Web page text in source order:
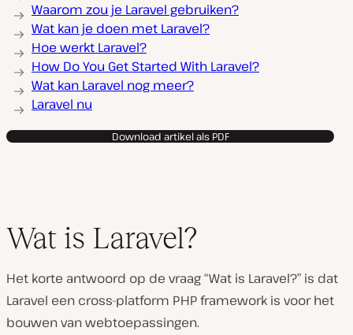
Waarom zou je Laravel gebruiken?
Wat kan je doen met Laravel?
Hoe werkt Laravel?
How Do You Get Started With Laravel?
Wat kan Laravel nog meer?
Laravel nu
Download artikel als PDF
Wat is Laravel?
Het korte antwoord op de vraag “Wat is Laravel?” is dat
Laravel een cross-platform PHP framework is voor het
bouwen van webtoepassingen.